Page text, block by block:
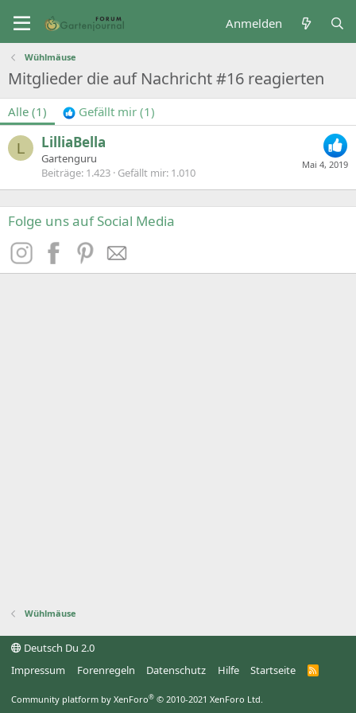
Anmelden
Wühlmäuse
Mitglieder die auf Nachricht #16 reagierten
Alle (1) Gefällt mir (1)
L
Mai 4, 2019
LilliaBella
Gartenguru
Beiträge 1.423 Gefällt mir 1.010
Folge uns auf Social Media
Wühlmäuse
Deutsch Du 2.0
Impressum
Forenregeln Datenschutz Hilfe Startseite
R
Community platform by XenForo® © 2010-2021 XenForo Ltd.